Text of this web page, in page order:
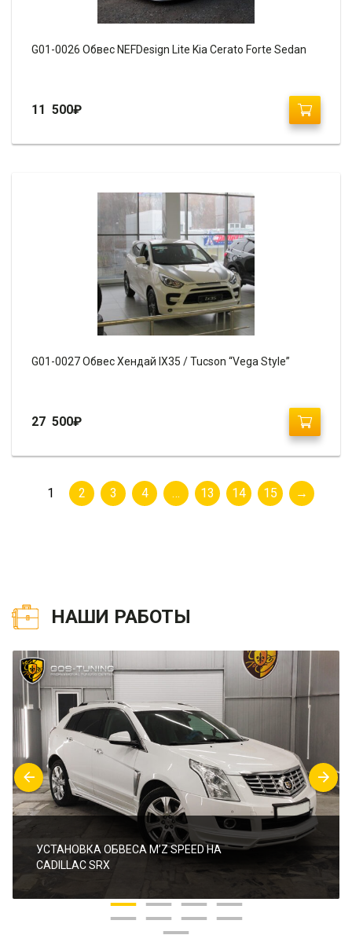
G01-0026 Обвес NEFDesign Lite Kia Cerato Forte Sedan
11 500₽
G01-0027 Обвес Хендай IX35 / Tucson “Vega Style”
27 500₽
1 2 3 4 … 13 14 15 →
НАШИ РАБОТЫ
УСТАНОВКА ОБВЕСА M’Z SPEED НА
CADILLAC SRX